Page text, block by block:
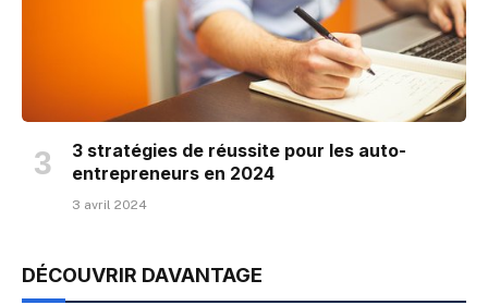
3 stratégies de réussite pour les auto-
entrepreneurs en 2024
3 avril 2024
DÉCOUVRIR DAVANTAGE